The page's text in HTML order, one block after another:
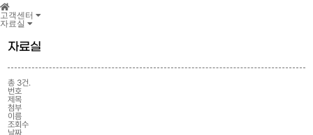
공지사항
자료실
동영상
고객센터
자료실
자료실
총 3건.
번호
제목
첨부
이름
조회수
날짜